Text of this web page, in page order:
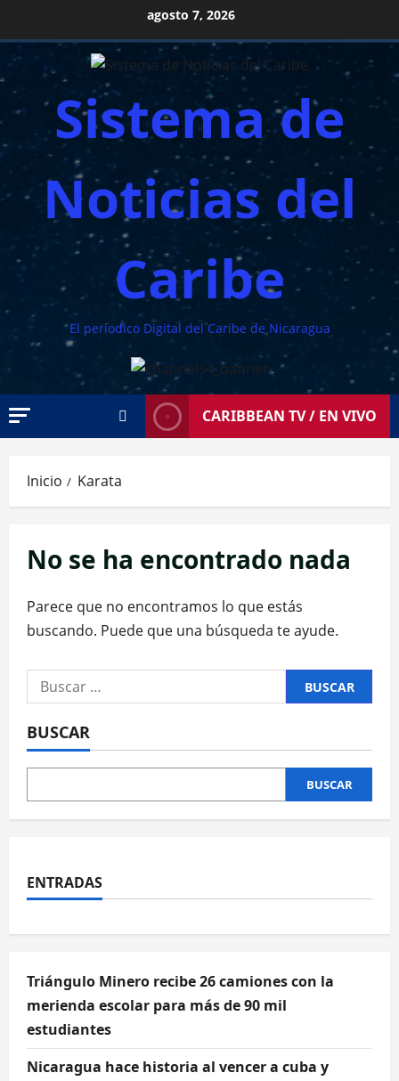
al
contenido
agosto 7, 2026
Sistema de
Noticias del
Caribe
El periodico Digital del Caribe de Nicaragua
CARIBBEAN TV / EN VIVO
Inicio Karata
No se ha encontrado nada
Parece que no encontramos lo que estás
buscando. Puede que una búsqueda te ayude.
Buscar:
BUSCAR
BUSCAR
ENTRADAS
Triángulo Minero recibe 26 camiones con la
merienda escolar para más de 90 mil
estudiantes
Nicaragua hace historia al vencer a cuba y